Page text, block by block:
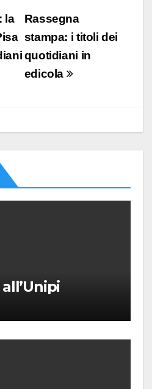
Rassegna
stampa: i titoli dei
quotidiani in
edicola
la